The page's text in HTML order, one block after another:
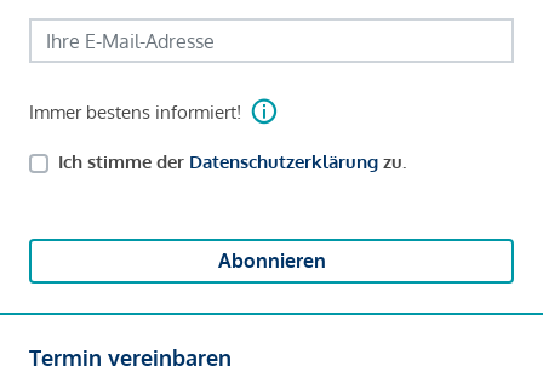
Immer bestens informiert!
Ich stimme der Datenschutzerklärung zu.
Abonnieren
Termin vereinbaren